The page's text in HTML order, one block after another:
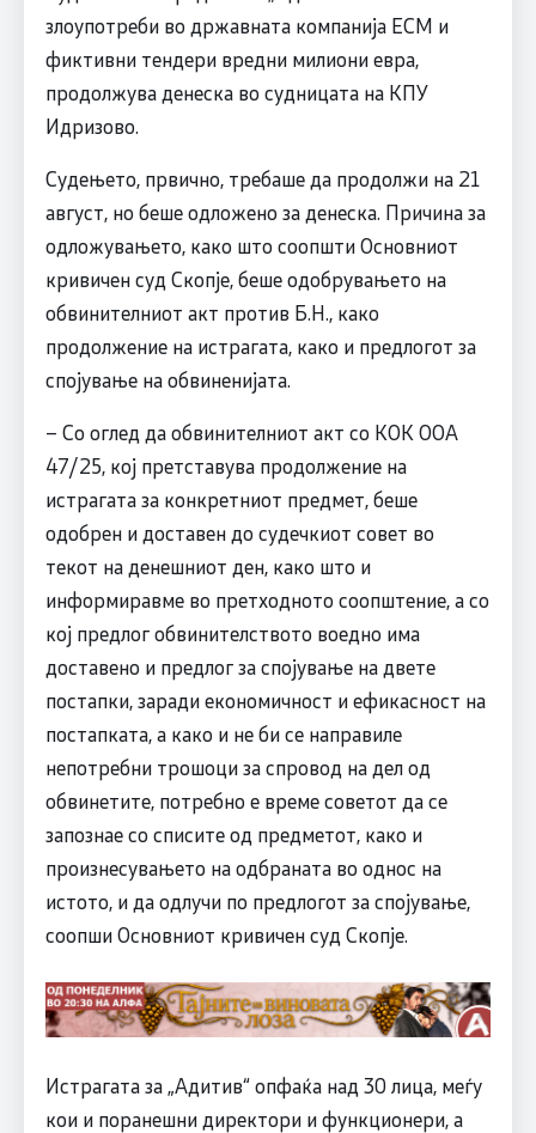
злоупотреби во државната компанија ЕСМ и
фиктивни тендери вредни милиони евра,
продолжува денеска во судницата на КПУ
Идризово.
Судењето, првично, требаше да продолжи на 21
август, но беше одложено за денеска. Причина за
одложувањето, како што соопшти Основниот
кривичен суд Скопје, беше одобрувањето на
обвинителниот акт против Б.Н., како
продолжение на истрагата, како и предлогот за
спојување на обвиненијата.
– Со оглед да обвинителниот акт со КОК ООА
47/25, кој претставува продолжение на
истрагата за конкретниот предмет, беше
одобрен и доставен до судечкиот совет во
текот на денешниот ден, како што и
информиравме во претходното соопштение, а со
кој предлог обвинителството воедно има
доставено и предлог за спојување на двете
постапки, заради економичност и ефикасност на
постапката, а како и не би се направиле
непотребни трошоци за спровод на дел од
обвинетите, потребно е време советот да се
запознае со списите од предметот, како и
произнесувањето на одбраната во однос на
истото, и да одлучи по предлогот за спојување,
соопши Основниот кривичен суд Скопје.
Истрагата за „Адитив“ опфаќа над 30 лица, меѓу
кои и поранешни директори и функционери, а